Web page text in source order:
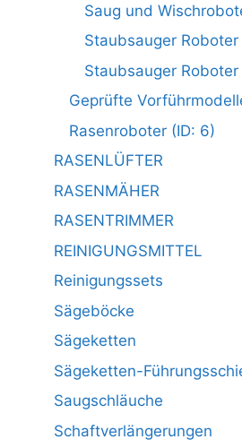
Saug und
Staubsauger Roboter
Staubsauger Roboter
Geprüfte
Rasenroboter (ID: 6)
RASENLÜFTER
RASENMÄHER
RASENTRIMMER
REINIGUNGSMITTEL
Reinigungssets
Sägeböcke
Sägeketten
Sägeketten-
Saugschläuche
Schaftverlängerungen